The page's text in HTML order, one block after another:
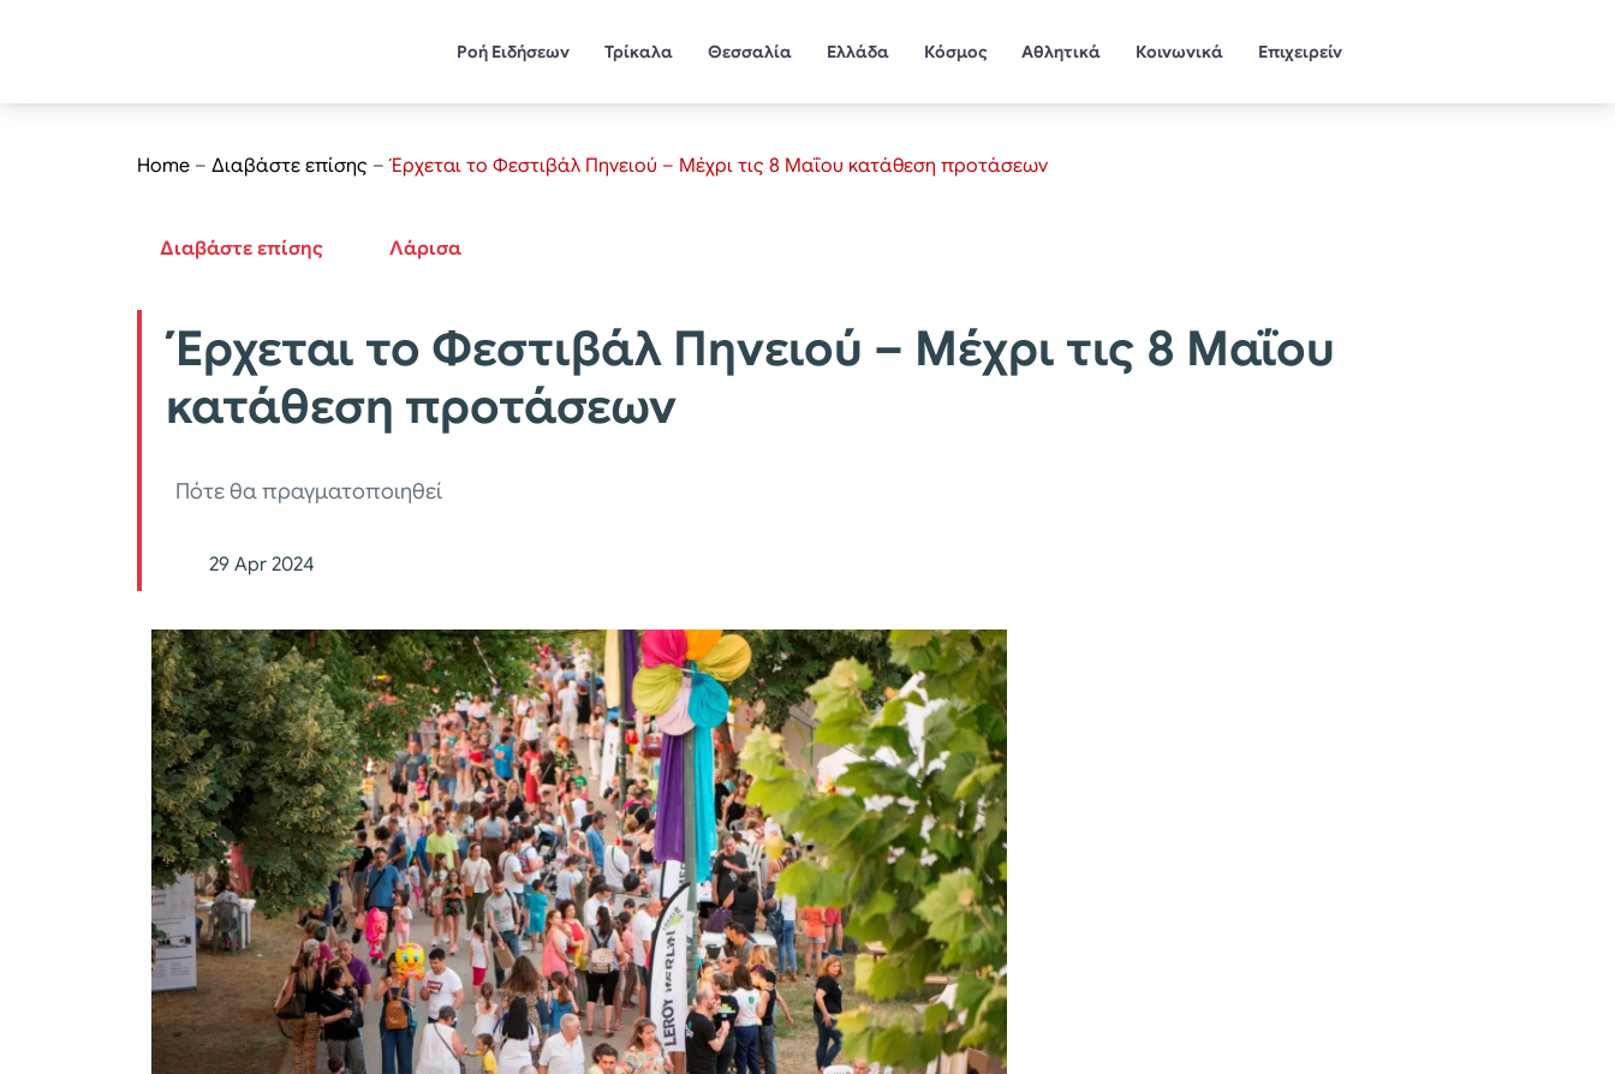
Ροή Ειδήσεων Τρίκαλα Θεσσαλία Ελλάδα Κόσμος Αθλητικά Κοινωνικά Επιχειρείν
Home – Διαβάστε επίσης – Έρχεται το Φεστιβάλ Πηνειού – Μέχρι τις 8 Μαΐου κατάθεση προτάσεων
Διαβάστε επίσης Λάρισα
Έρχεται το Φεστιβάλ Πηνειού – Μέχρι τις 8 Μαΐου
κατάθεση προτάσεων
Πότε θα πραγματοποιηθεί
29 Apr 2024